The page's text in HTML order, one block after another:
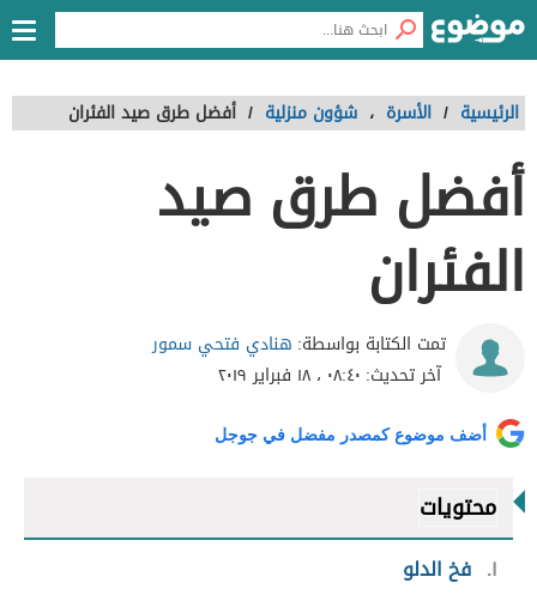
الرئيسية / الأسرة ، شؤون منزلية / أفضل طرق صيد الفئران
أفضل طرق صيد
الفئران
تمت الكتابة بواسطة: هنادي فتحي سمور
آخر تحديث: ٠٨:٤٠ ، ١٨ فبراير ٢٠١٩
أضف موضوع كمصدر مفضل في جوجل
محتويات
١ فخ الدلو